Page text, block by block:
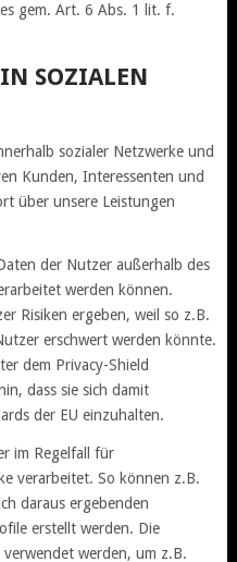
gem. Art. 6 Abs. 1 lit. f.
SOZIALEN
sozialer Netzwerke und
Kunden, Interessenten und
über unsere Leistungen
der Nutzer außerhalb des
werden können.
Risiken ergeben, weil so z.B.
erschwert werden könnte.
dem Privacy-Shield
dass sie sich damit
der EU einzuhalten.
im Regelfall für
verarbeitet. So können z.B.
daraus ergebenden
erstellt werden. Die
werden, um z.B.